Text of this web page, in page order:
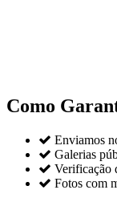
Como
 Enviamos
 Galerias
 Verificação
 Fotos com